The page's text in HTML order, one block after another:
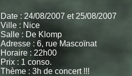
Date : 24/08/2007 et 25/08/2007
Ville : Nice
Salle : De Klomp
Adresse : 6, rue Mascoïnat
Horaire : 22h00
Prix : 1 conso.
Thème : 3h de concert !!!